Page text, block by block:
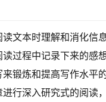
文本时理解和消化信息
过程中记录下来的感
锻炼和提高写作水平的
行深入研究式的阅读